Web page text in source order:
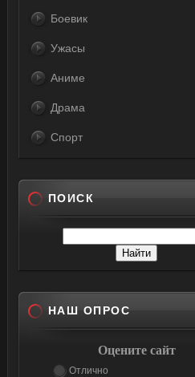
Боевик
Ужасы
Аниме
Драма
Спорт
ПОИСК
НАШ ОПРОС
Оцените сайт
Отлично